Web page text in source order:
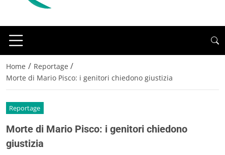
Home / Reportage /
Morte di Mario Pisco: i genitori chiedono giustizia
Reportage
Morte di Mario Pisco: i genitori chiedono
giustizia